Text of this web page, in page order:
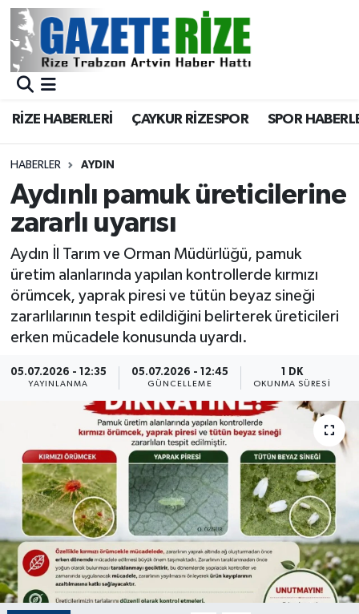
RİZE HABERLERİ ÇAYKUR RİZESPOR SPOR
HABERLER AYDIN
Aydınlı pamuk üreticilerine
zararlı uyarısı
Aydın İl Tarım ve Orman Müdürlüğü, pamuk
üretim alanlarında yapılan kontrollerde kırmızı
örümcek, yaprak piresi ve tütün beyaz sineği
zararlılarının tespit edildiğini belirterek üreticileri
erken mücadele konusunda uyardı.
05.07.2026 - 12:35
YAYINLANMA
05.07.2026 - 12:45
GÜNCELLEME
1 DK
OKUNMA SÜRESI
BÖLGEMİZ
Asayiş
Rize Jandarma Komutanlığı
Bilim Teknoloji
Advertising news
Canlı Maç
ÇEVRE
Dış Haberler
Dünya
EĞİTİM
EKONOMİ
English News
Merkez Nöbetçi Eczaneler
Merkez Trafik Yoğunluk Haritası
Süper Lig Puan Durumu ve Fikstür
Tüm Manşetler
Haber Arşivi